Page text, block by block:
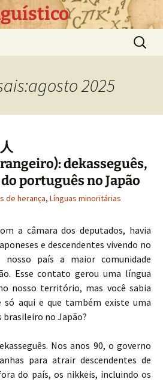
por:
2025
dekasseguês,
português no Japão
de herança, Línguas minoritárias
a câmara dos deputados, havia
e descendentes vivendo no
país a maior comunidade
Esse contato gerou uma língua
nosso território, mas você sabia
só aqui e que também existe uma
brasileiro no Japão?
Nos anos 90, o governo
para atrair descendentes de
do país, os nikkeis, incluindo os